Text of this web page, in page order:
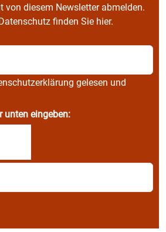
von diesem Newsletter abmelden.
finden Sie hier.
gelesen und
unten eingeben: